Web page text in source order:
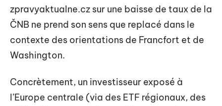
zpravyaktualne.cz sur une baisse de taux de la
ČNB ne prend son sens que replacé dans le
contexte des orientations de Francfort et de
Washington.
Concrètement, un investisseur exposé à
l’Europe centrale (via des ETF régionaux, des